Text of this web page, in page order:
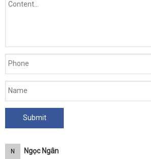
N Ngọc Ngân